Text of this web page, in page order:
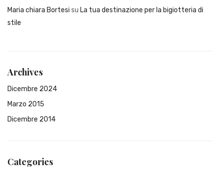
Maria chiara Bortesi su La tua destinazione per la bigiotteria di
stile
Archives
Dicembre 2024
Marzo 2015
Dicembre 2014
Categories